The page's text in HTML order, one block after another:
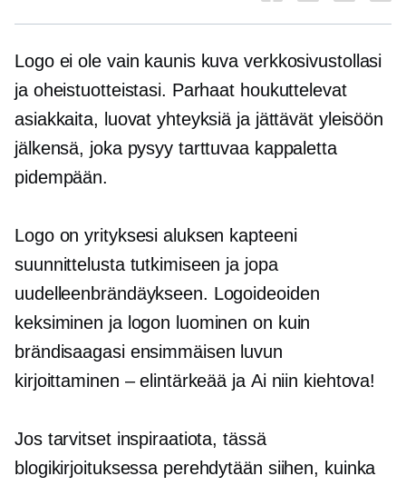
Logo ei ole vain kaunis kuva verkkosivustollasi
ja oheistuotteistasi. Parhaat houkuttelevat
asiakkaita, luovat yhteyksiä ja jättävät yleisöön
jälkensä, joka pysyy tarttuvaa kappaletta
pidempään.
Logo on yrityksesi aluksen kapteeni
suunnittelusta tutkimiseen ja jopa
uudelleenbrändäykseen. Logoideoiden
keksiminen ja logon luominen on kuin
brändisaagasi ensimmäisen luvun
kirjoittaminen – elintärkeää ja Ai niin kiehtova!
Jos tarvitset inspiraatiota, tässä
blogikirjoituksessa perehdytään siihen, kuinka